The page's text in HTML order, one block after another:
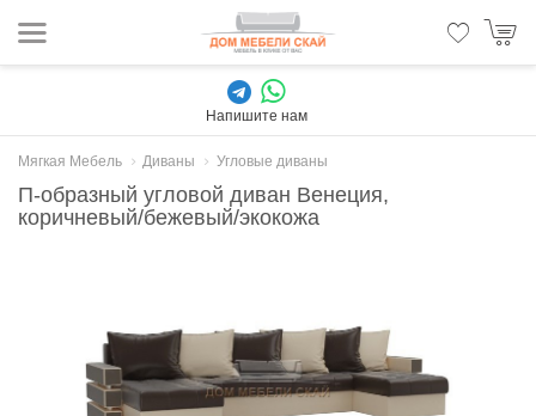
Напишите нам
Мягкая Мебель Диваны Угловые диваны
П-образный угловой диван Венеция,
коричневый/бежевый/экокожа